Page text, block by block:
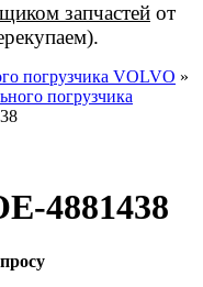
запчастей от
погрузчика VOLVO »
погрузчика
4881438